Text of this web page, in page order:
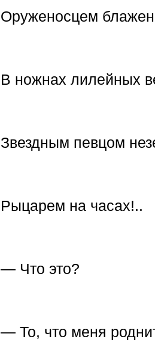
Оруженосцем
В ножнах лилейных
Звездным певцом
Рыцарем на часах!..
— Что это?
— То, что меня